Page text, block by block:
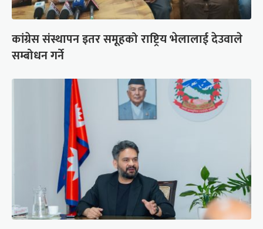
कांग्रेस संस्थापन इतर समूहको राष्ट्रिय भेलालाई देउवाले
सम्बोधन गर्ने